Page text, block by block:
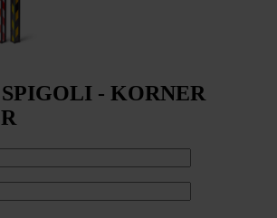
- KORNER